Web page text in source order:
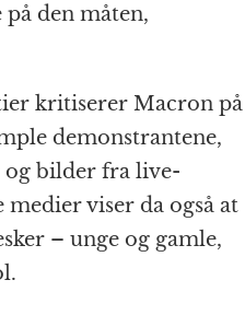
den måten,
kritiserer Macron på
demonstrantene,
bilder fra live-
medier viser da også at
– unge og gamle,